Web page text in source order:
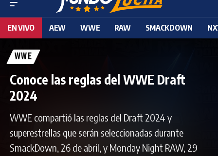
EN VIVO AEW WWE RAW SMACKDOWN
WWE
Conoce las reglas del WWE Draft
2024
WWE compartió las reglas del Draft 2024 y
superestrellas que serán seleccionadas durante
SmackDown, 26 de abril, y Monday Night RAW, 29